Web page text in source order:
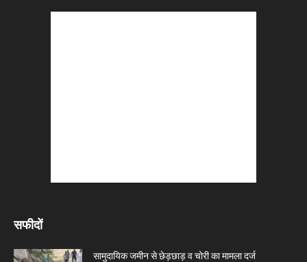
सफीदों
सामुदायिक जमीन से छेड़छाड़ व चोरी का मामला दर्ज